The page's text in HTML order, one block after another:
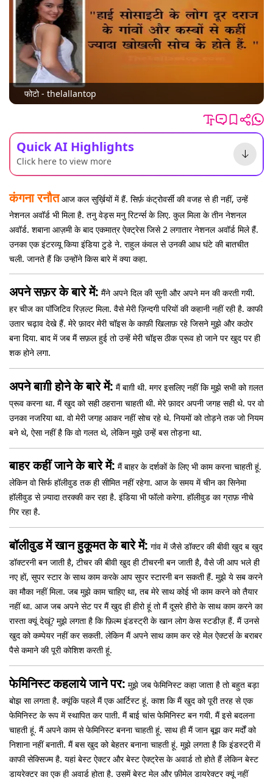
फोटो - thelallantop
Quick AI Highlights
Click here to view more
कंगना रनौतआज कल सुर्ख़ियों में हैं. सिर्फ़ कंट्रोवर्सी की वजह से ही नहीं, उन्हें
नेशनल अवॉर्ड भी मिला है. तनु वेड्स मनु रिटर्न्स के लिए. कुल मिला के तीन नेशनल
अवॉर्ड. शबाना आज़मी के बाद एकमात्र ऐक्ट्रेस जिसे 2 लगातार नेशनल अवॉर्ड मिले हैं.
उनका एक इंटरव्यू किया इंडिया टुडे ने. राहुल कंवल से उनकी आध घंटे की बातचीत
चली. जानते हैं कि उन्होंने किस बारे में क्या कहा.
अपने सफ़र के बारे में: मैंने अपने दिल की सुनी और अपने मन की करती गयी.
हर चीज का पॉजिटिव रिज़ल्ट मिला. वैसे मेरी ज़िन्दगी परियों की कहानी नहीं रही है. काफी
उतार चढ़ाव देखे हैं. मेरे फ़ादर मेरी चॉइस के काफ़ी खिलाफ़ रहे जिसने मुझे और कठोर
बना दिया. बाद में जब मैं सफ़ल हुई तो उन्हें मेरी चॉइस ठीक प्रूव हो जाने पर खुद पर ही
शक होने लगा.
अपने बाग़ी होने के बारे में: मैं बाग़ी थी. मगर इसलिए नहीं कि मुझे सभी को ग़लत
प्रूव करना था. मैं खुद को सही ठहराना चाहती थी. मेरे फ़ादर अपनी जगह सही थे. पर वो
उनका नजरिया था. वो मेरी जगह आकर नहीं सोच रहे थे. नियमों को तोड़ने तक जो नियम
बने थे, ऐसा नहीं है कि वो गलत थे, लेकिन मुझे उन्हें बस तोड़ना था.
बाहर कहीं जाने के बारे में: मैं बाहर के दर्शकों के लिए भी काम करना चाहती हूं.
लेकिन वो सिर्फ हॉलीवुड तक ही सीमित नहीं रहेगा. आज के समय में चीन का सिनेमा
हॉलीवुड से ज़्यादा तरक्की कर रहा है. इंडिया भी फॉलो करेगा. हॉलीवुड का ग्राफ़ नीचे
गिर रहा है.
बॉलीवुड में खान हुकूमत के बारे में: गांव में जैसे डॉक्टर की बीवी खुद ब खुद
डॉक्टरनी बन जाती है, टीचर की बीवी खुद ही टीचरनी बन जाती है, वैसे जी आप भले ही
नए हों, सुपर स्टार के साथ काम करके आप सुपर स्टारनी बन सकती हैं. मुझे ये सब करने
का मौका नहीं मिला. जब मुझे काम चाहिए था, तब मेरे साथ कोई भी काम करने को तैयार
नहीं था. आज जब अपने सेट पर मैं खुद ही हीरो हूं तो मैं दूसरे हीरो के साथ काम करने का
रास्ता क्यूं देखूं? मुझे लगता है कि फ़िल्म इंडस्ट्री के खान लोग केस स्टडीज़ हैं. मैं उनसे
खुद को कम्पेयर नहीं कर सकती. लेकिन मैं अपने साथ काम कर रहे मेल ऐक्टर्स के बराबर
पैसे कमाने की पूरी कोशिश करती हूं.
फेमिनिस्ट कहलाये जाने पर: मुझे जब फेमिनिस्ट कहा जाता है तो बहुत बड़ा
बोझ सा लगता है. क्यूंकि पहले मैं एक आर्टिस्ट हूं. काश कि मैं खुद को पूरी तरह से एक
फेमिनिस्ट के रूप में स्थापित कर पाती. मैं बाई चांस फेमिनिस्ट बन गयी. मैं इसे बदलना
चाहती हूं. मैं अपने काम से फेमिनिस्ट बनना चाहती हूं. साथ ही मैं जान बूझ कर मर्दों को
निशाना नहीं बनाती. मैं बस खुद को बेहतर बनाना चाहती हूं. मुझे लगता है कि इंडस्ट्री में
काफी सेक्सिज्म है. यहां बेस्ट ऐक्टर और बेस्ट ऐक्ट्रेस के अवार्ड तो होते हैं लेकिन बेस्ट
डायरेक्टर का एक ही अवार्ड होता है. उसमें बेस्ट मेल और फ़ीमेल डायरेक्टर क्यूं नहीं